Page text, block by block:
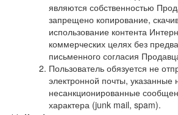
являются собственностью
запрещено копирование,
использование контента
коммерческих целях без
письменного согласия
Пользователь обязуется не
электронной почты, указанные
несанкционированные
характера (junk mail, spam).